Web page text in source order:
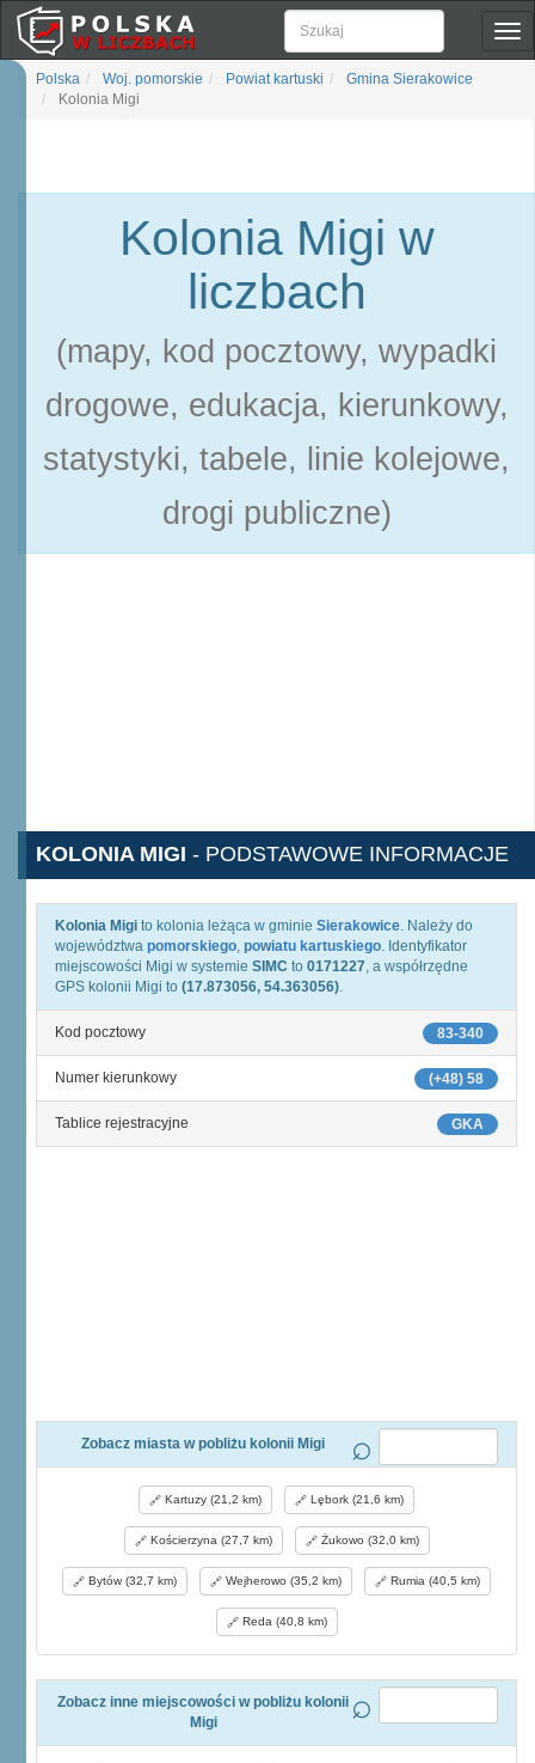
Polska Woj. pomorskie Powiat kartuski
Gmina Sierakowice
Kolonia Migi
Kolonia Migi w
liczbach
(mapy, kod pocztowy, wypadki
drogowe, edukacja, kierunkowy,
statystyki, tabele, linie kolejowe,
drogi publiczne)
KOLONIA MIGI - PODSTAWOWE INFORMACJE
Kolonia Migi to kolonia leżąca w gminie Sierakowice. Należy do
województwa pomorskiego, powiatu kartuskiego. Identyfikator
miejscowości Migi w systemie SIMC to 0171227, a współrzędne
GPS kolonii Migi to (17.873056, 54.363056).
83-340
Kod pocztowy
(+48) 58
Numer kierunkowy
GKA
Tablice rejestracyjne
Zobacz miasta w pobliżu kolonii Migi
Kartuzy (21,2 km) Lębork (21,6 km)
Kościerzyna (27,7 km) Żukowo (32,0 km)
Bytów (32,7 km) Wejherowo (35,2 km) Rumia (40,5 km)
Reda (40,8 km)
Zobacz inne miejscowości w pobliżu kolonii
Migi